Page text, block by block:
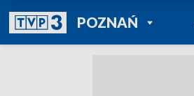
POZNAŃPOWRÓT DO
TVP REGIONY